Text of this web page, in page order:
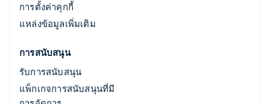
การตั้งค่าคุกกี้
แหล่งข้อมูลเพิ่มเติม
การสนับสนุน
รับการสนับสนุน
แพ็กเกจการสนับสนุนที่มี